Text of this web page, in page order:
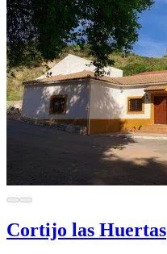
Cortijo las Huertas